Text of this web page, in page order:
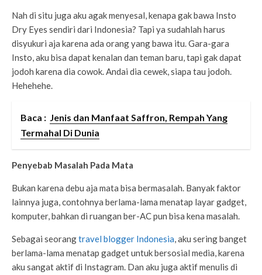
Nah di situ juga aku agak menyesal, kenapa gak bawa Insto
Dry Eyes sendiri dari Indonesia? Tapi ya sudahlah harus
disyukuri aja karena ada orang yang bawa itu. Gara-gara
Insto, aku bisa dapat kenalan dan teman baru, tapi gak dapat
jodoh karena dia cowok. Andai dia cewek, siapa tau jodoh.
Hehehehe.
Baca : Jenis dan Manfaat Saffron, Rempah Yang
Termahal Di Dunia
Penyebab Masalah Pada Mata
Bukan karena debu aja mata bisa bermasalah. Banyak faktor
lainnya juga, contohnya berlama-lama menatap layar gadget,
komputer, bahkan di ruangan ber-AC pun bisa kena masalah.
Sebagai seorangtravel blogger Indonesia, aku sering banget
berlama-lama menatap gadget untuk bersosial media, karena
aku sangat aktif di Instagram. Dan aku juga aktif menulis di